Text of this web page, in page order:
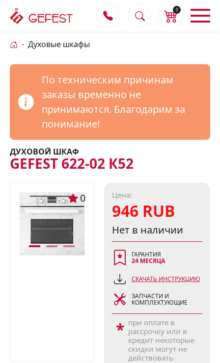
0
Духовые шкафы
По техническим причинам
заказы временно не
принимаются. Благодарим за
понимание!
ДУХОВОЙ ШКАФ
GEFEST 622-02 К52
0 Цена:
946 RUB
Нет в наличии
ГАРАНТИЯ
24 МЕСЯЦА
СКАЧАТЬ ИНСТРУКЦИЮ
ЗАПЧАСТИ И
КОМПЛЕКТУЮЩИЕ
* при оплате в
рассрочку или в
кредит некоторые
скидки могут не
действовать